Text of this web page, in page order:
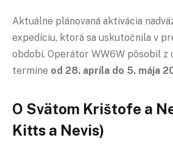
Aktuálne plánovaná aktivácia
expedíciu, ktorá sa uskutočnila v
období. Operátor WW6W pôsobil
termíne od 28. apríla do 5. mája
O Svätom Krištofe a
Kitts a Nevis)